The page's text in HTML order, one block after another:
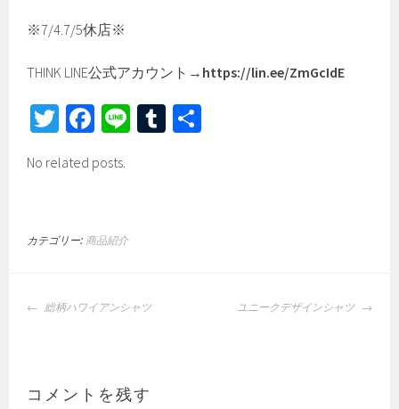
※7/4.7/5休店※
THINK LINE公式アカウント→ https://lin.ee/ZmGcIdE
T
tt
Fa
b
ok
Li
Tu
No related posts.
カテゴリー: 商品紹介
投
ゲ
総柄ハワイアンシャツ ユニークデザインシャツ
コメントを残す